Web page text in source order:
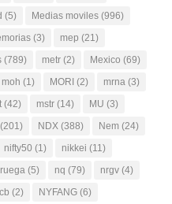
(5) Medias moviles (996)
(3) mep (21)
(789) metr (2) Mexico (69)
moh (1) MORI (2) mrna (3)
(42) mstr (14) MU (3)
(201) NDX (388) Nem (24)
nifty50 (1) nikkei (11)
(5) nq (79) nrgv (4)
(2) NYFANG (6)